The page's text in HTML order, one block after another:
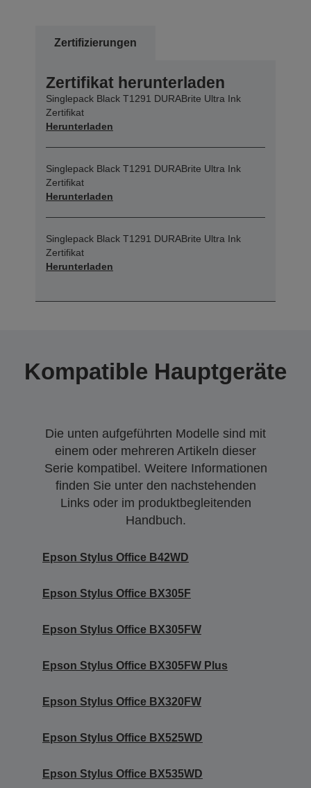
Zertifizierungen
Zertifikat herunterladen
Singlepack Black T1291 DURABrite Ultra Ink
Zertifikat
Herunterladen
Singlepack Black T1291 DURABrite Ultra Ink
Zertifikat
Herunterladen
Singlepack Black T1291 DURABrite Ultra Ink
Zertifikat
Herunterladen
Kompatible Hauptgeräte
Die unten aufgeführten Modelle sind mit
einem oder mehreren Artikeln dieser
Serie kompatibel. Weitere Informationen
finden Sie unter den nachstehenden
Links oder im produktbegleitenden
Handbuch.
Epson Stylus Office B42WD
Epson Stylus Office BX305F
Epson Stylus Office BX305FW
Epson Stylus Office BX305FW Plus
Epson Stylus Office BX320FW
Epson Stylus Office BX525WD
Epson Stylus Office BX535WD